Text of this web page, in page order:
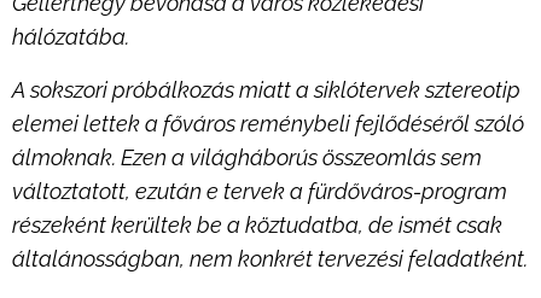
hálózatába.
A sokszori próbálkozás miatt a siklótervek sztereotip
elemei lettek a főváros reménybeli fejlődéséről szóló
álmoknak. Ezen a világháborús összeomlás sem
változtatott, ezután e tervek a fürdőváros-program
részeként kerültek be a köztudatba, de ismét csak
általánosságban, nem konkrét tervezési feladatként.